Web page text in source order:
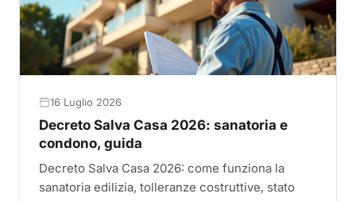
16 Luglio 2026
Decreto Salva Casa 2026: sanatoria e
condono, guida
Decreto Salva Casa 2026: come funziona la
sanatoria edilizia, tolleranze costruttive, stato